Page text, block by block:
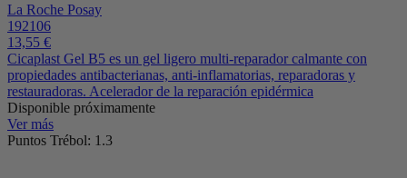
La Roche Posay
192106
13,55 €
Cicaplast Gel B5 es un gel ligero multi-reparador calmante con
propiedades antibacterianas, anti-inflamatorias, reparadoras y
restauradoras. Acelerador de la reparación epidérmica
Disponible próximamente
Ver más
Puntos Trébol: 1.3